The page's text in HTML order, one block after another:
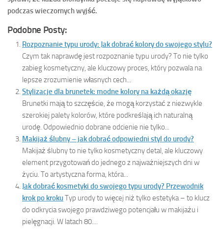
podczas wieczornych wyjść.
Podobne Posty:
Rozpoznanie typu urody: Jak dobrać kolory do swojego stylu?
Czym tak naprawdę jest rozpoznanie typu urody? To nie tylko
zabieg kosmetyczny, ale kluczowy proces, który pozwala na
lepsze zrozumienie własnych cech...
Stylizacje dla brunetek: modne kolory na każdą okazję
Brunetki mają to szczęście, że mogą korzystać z niezwykle
szerokiej palety kolorów, które podkreślają ich naturalną
urodę. Odpowiednio dobrane odcienie nie tylko...
Makijaż ślubny – jak dobrać odpowiedni styl do urody?
Makijaż ślubny to nie tylko kosmetyczny detal, ale kluczowy
element przygotowań do jednego z najważniejszych dni w
życiu. To artystyczna forma, która...
Jak dobrać kosmetyki do swojego typu urody? Przewodnik
krok po krokuTyp urody to więcej niż tylko estetyka – to klucz
do odkrycia swojego prawdziwego potencjału w makijażu i
pielęgnacji. W latach 80....